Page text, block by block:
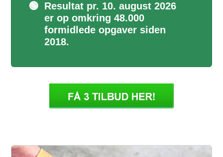
🟢 Resultat pr. 10. august 2026
er op omkring 48.000
formidlede opgaver siden
2018.